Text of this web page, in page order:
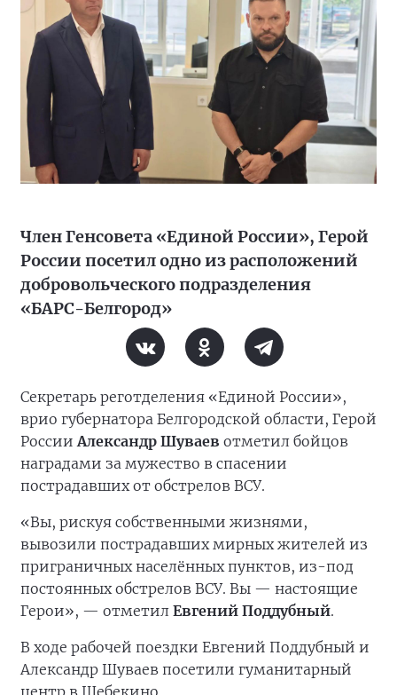
Член Генсовета «Единой России», Герой
России посетил одно из расположений
добровольческого подразделения
«БАРС-Белгород»
Секретарь реготделения «Единой России»,
врио губернатора Белгородской области, Герой
РоссииАлександр Шуваев отметил бойцов
наградами за мужество в спасении
пострадавших от обстрелов ВСУ.
«Вы, рискуя собственными жизнями,
вывозили пострадавших мирных жителей из
приграничных населённых пунктов, из-под
постоянных обстрелов ВСУ. Вы — настоящие
Герои», — отметил Евгений Поддубный.
В ходе рабочей поездки Евгений Поддубный и
Александр Шуваев посетили гуманитарный